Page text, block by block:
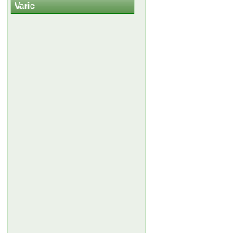
Varie